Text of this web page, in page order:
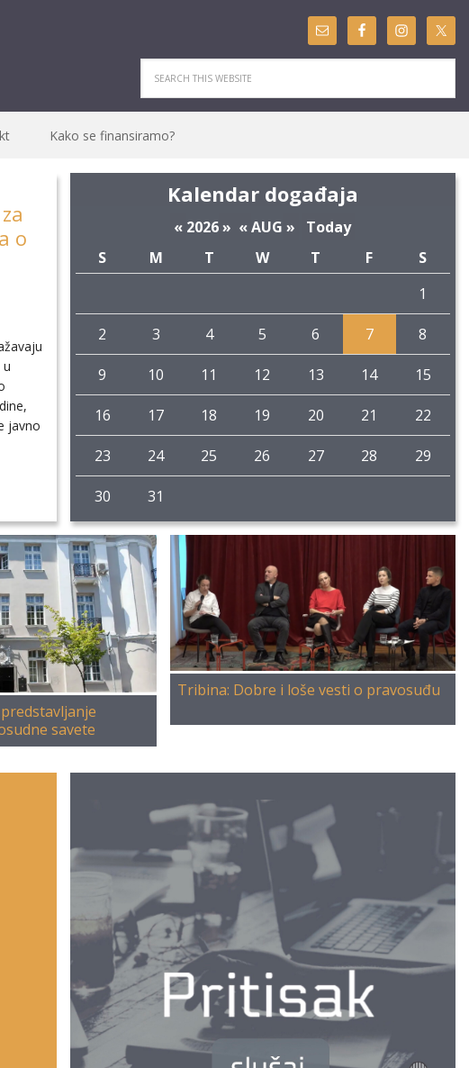
Kako se finansiramo?
o
javno
Kalendar događaja
« 2026» «AUG »
Today
S
M T W T F
S
1
2 3 4 5 6 7 8
9 10 11 12 13 14 15
16 17 18 19 20 21 22
23 24 25 26 27 28 29
30 31
savete
Tribina: Dobre i loše vesti o pravosuđu